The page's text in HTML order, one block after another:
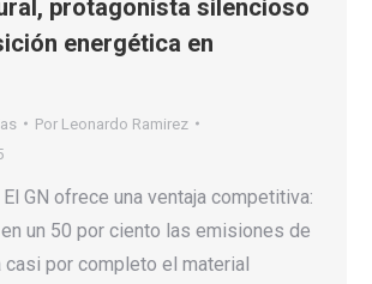
protagonista silencioso
energética en
Por Leonardo Ramirez
GN ofrece una ventaja competitiva:
un 50 por ciento las emisiones de
casi por completo el material